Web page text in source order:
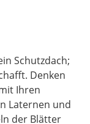
Schutzdach;
Denken
Ihren
Laternen und
der Blätter